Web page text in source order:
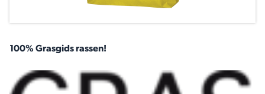
100% Grasgids rassen!